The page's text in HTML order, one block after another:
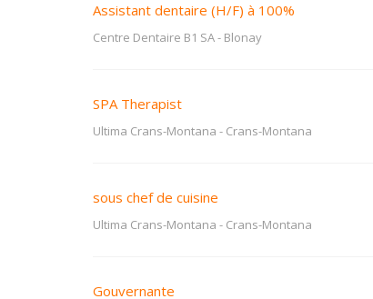
Assistant dentaire (H/F) à 100%
Centre Dentaire B1 SA- Blonay
SPA Therapist
Ultima Crans-Montana - Crans-Montana
sous chef de cuisine
Ultima Crans-Montana - Crans-Montana
Gouvernante